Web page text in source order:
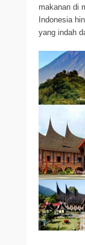
makanan di
Indonesia
yang indah